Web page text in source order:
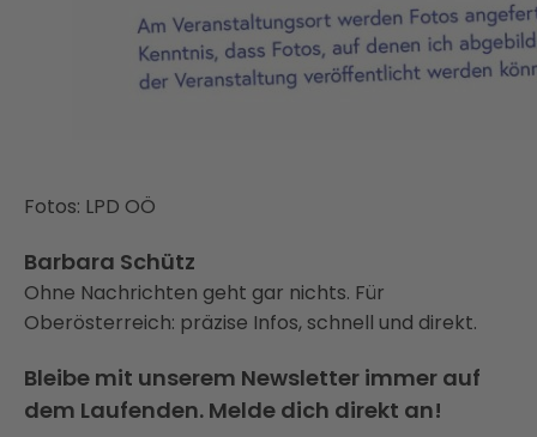
Fotos: LPD OÖ
Barbara Schütz
Ohne Nachrichten geht gar nichts. Für
Oberösterreich: präzise Infos, schnell und direkt.
Bleibe mit unserem Newsletter immer auf
dem Laufenden. Melde dich direkt an!